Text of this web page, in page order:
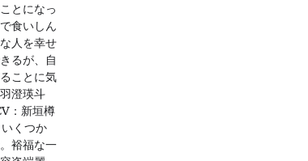
とになっ
食いしん
人を幸せ
るが、自
ことに気
澄瑛斗
：新垣樽
くつか
裕福な一